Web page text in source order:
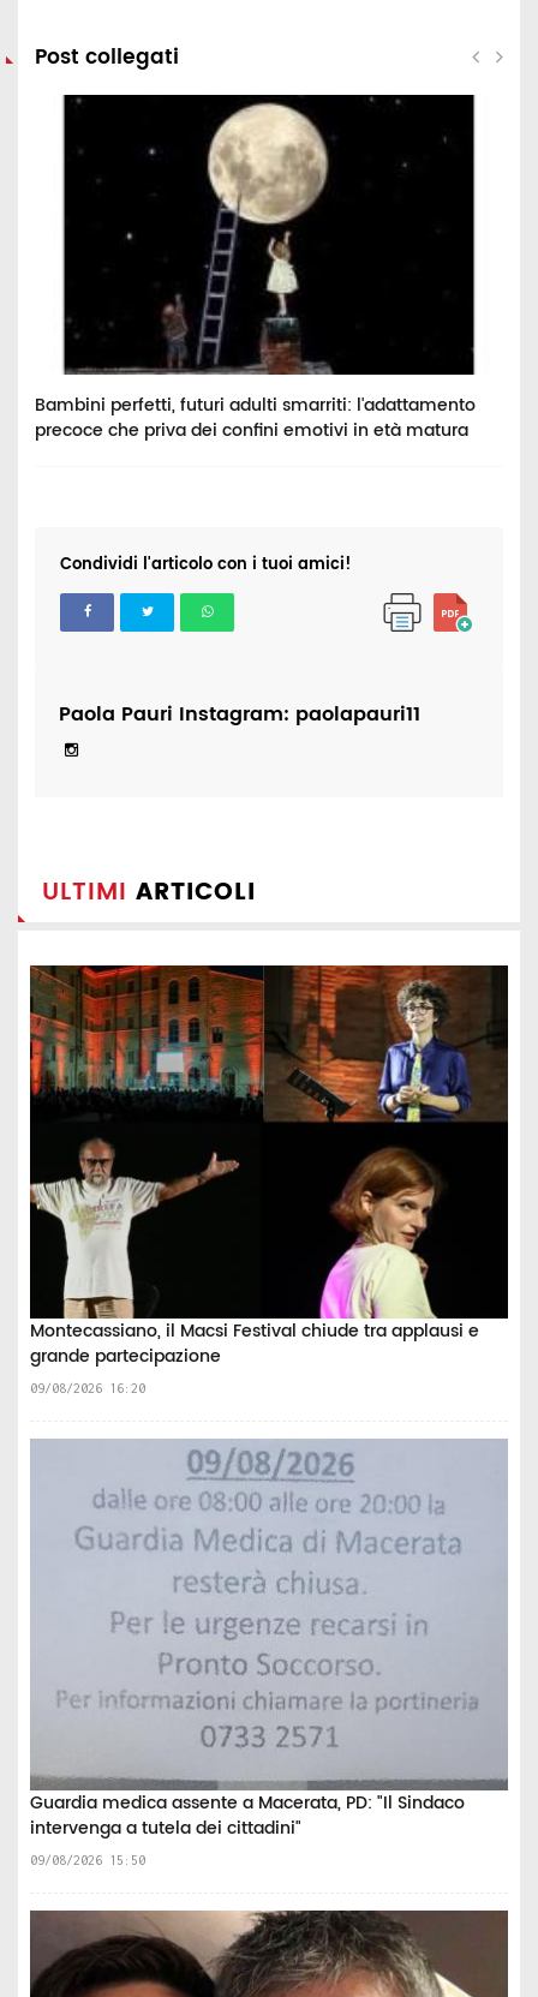
Post collegati
Bambini perfetti, futuri adulti smarriti: l'adattamento
precoce che priva dei confini emotivi in età matura
Condividi l'articolo con i tuoi amici!
Paola Pauri Instagram: paolapauri11
ULTIMI ARTICOLI
Montecassiano, il Macsi Festival chiude tra applausi e
grande partecipazione
09/08/2026 16:20
Guardia medica assente a Macerata, PD: "Il Sindaco
intervenga a tutela dei cittadini"
09/08/2026 15:50